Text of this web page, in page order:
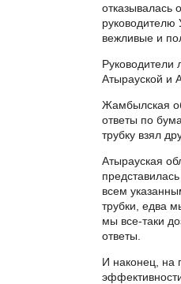
отказывалась
вежливые и
Руководители
Атырауской и
Жамбылская
ответы по
трубку взял
Атырауская
всем
трубки, едва
мы все-таки
ответы.
И наконец, на